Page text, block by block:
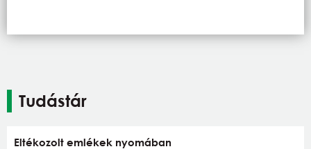
Tudástár
Eltékozolt emlékek nyomában